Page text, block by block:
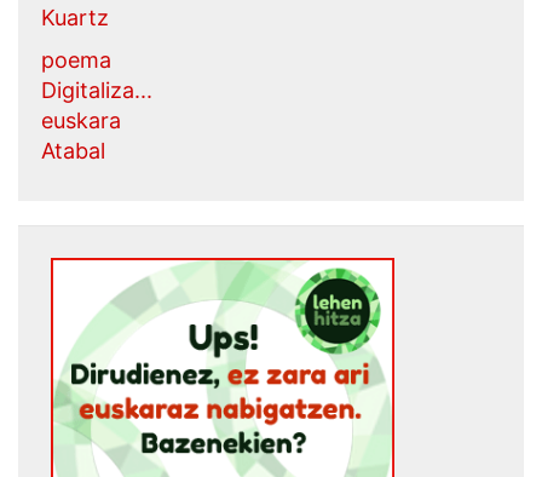
Kuartz
poema
Digitaliza...
euskara
Atabal